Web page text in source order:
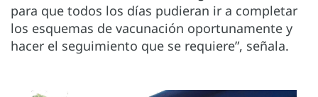
para que todos los días pudieran ir a completar
los esquemas de vacunación oportunamente y
hacer el seguimiento que se requiere”, señala.